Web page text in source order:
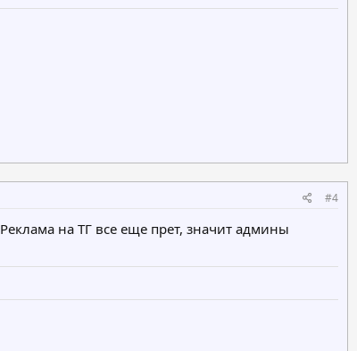
#4
Реклама на ТГ все еще прет, значит админы